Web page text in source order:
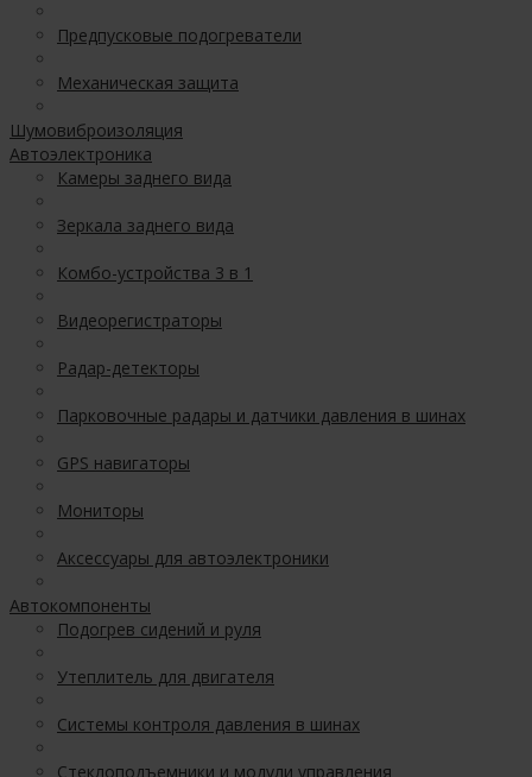
Предпусковые подогреватели
Механическая защита
Шумовиброизоляция
Автоэлектроника
Камеры заднего вида
Зеркала заднего вида
Комбо-устройства 3 в 1
Видеорегистраторы
Радар-детекторы
Парковочные радары и датчики давления в шинах
GPS навигаторы
Мониторы
Аксессуары для автоэлектроники
Автокомпоненты
Подогрев сидений и руля
Утеплитель для двигателя
Системы контроля давления в шинах
Стеклоподъемники и модули управления